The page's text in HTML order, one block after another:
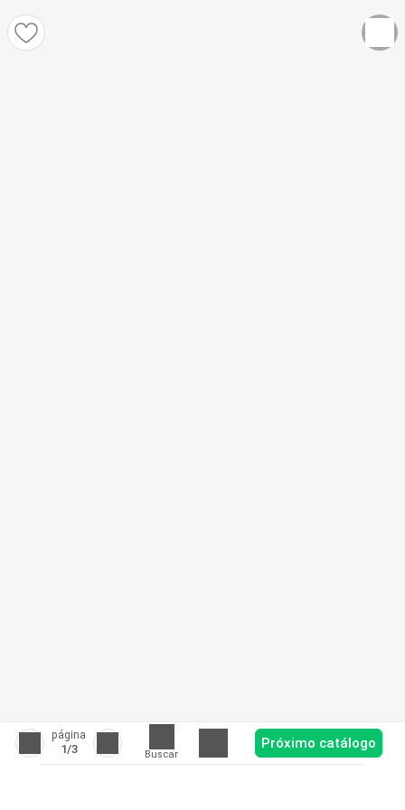
página
1/3 Buscar
Próximo catálogo